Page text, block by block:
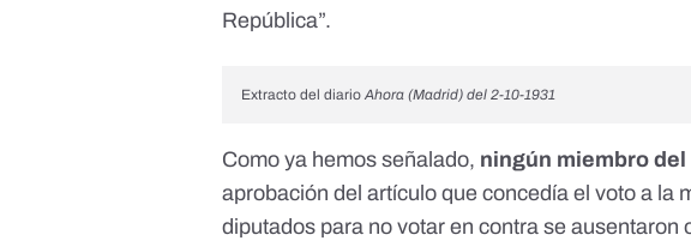
República”.
Extracto del diarioAhora (Madrid) del 2-10-1931
Como ya hemos señalado, ningún miembro del
aprobación del artículo que concedía el voto a la
diputados para no votar en contra se